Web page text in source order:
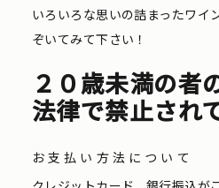
いろいろな思いの詰まったワイ
ぞいてみて下さい！
２０歳未満の者
法律で禁止され
お支払い方法について